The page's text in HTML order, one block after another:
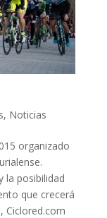
, Noticias
organizado
la posibilidad
que crecerá
Ciclored.com